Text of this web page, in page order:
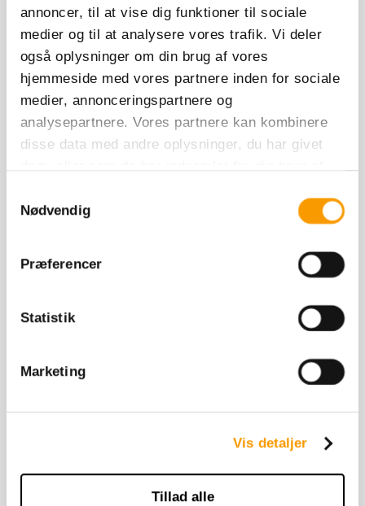
annoncer, til at vise dig funktioner til sociale
medier og til at analysere vores trafik. Vi deler
også oplysninger om din brug af vores
hjemmeside med vores partnere inden for sociale
medier, annonceringspartnere og
analysepartnere. Vores partnere kan kombinere
disse data med andre oplysninger, du har givet
Nødvendig
Præferencer
Statistik
Marketing
Vis detaljer
Tillad alle
Telefon: +45 65 34 25 65
E-mail:betina.rosenlund@stutteriask.dk